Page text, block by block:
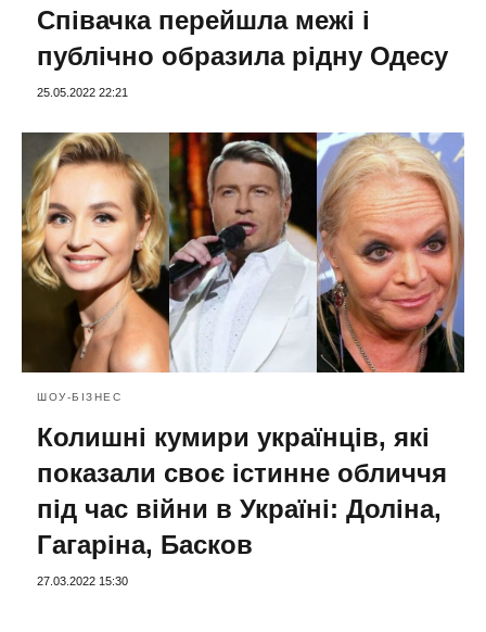
Співачка перейшла межі і
публічно образила рідну Одесу
25.05.2022 22:21
ШОУ-БІЗНЕС
Колишні кумири українців, які
показали своє істинне обличчя
під час війни в Україні: Доліна,
Гагаріна, Басков
27.03.2022 15:30